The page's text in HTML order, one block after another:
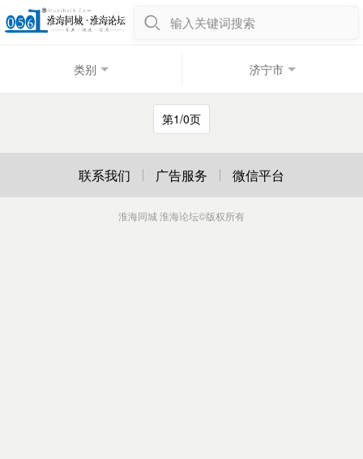
输入关键词搜索
类别 济宁市
第1/0页
联系我们 广告服务 微信平台
淮海同城 淮海论坛©版权所有